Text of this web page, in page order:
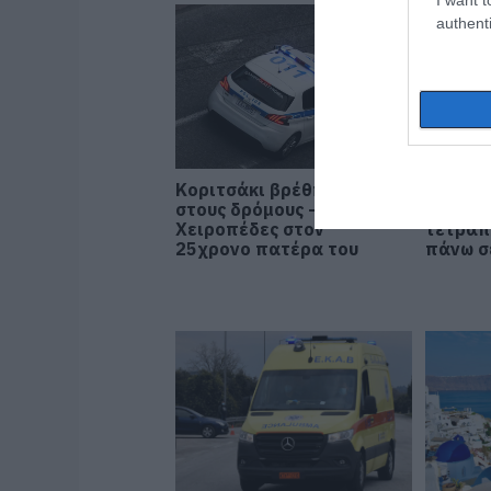
Κοριτσάκι βρέθηκε μόνο
στους δρόμους –
Χειροπέδες στον
25χρονο πατέρα του
Σοκ
πάνω